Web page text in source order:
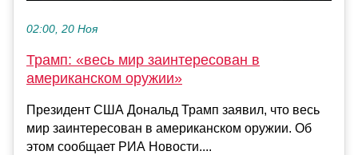
02:00, 20 Ноя
Трамп: «весь мир заинтересован в
американском оружии»
Президент США Дональд Трамп заявил, что весь
мир заинтересован в американском оружии. Об
этом сообщает РИА Новости....